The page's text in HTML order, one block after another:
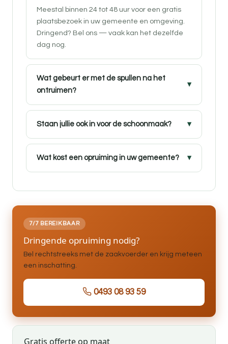
Meestal binnen 24 tot 48 uur voor een gratis
plaatsbezoek in uw gemeente en omgeving.
Dringend? Bel ons — vaak kan het dezelfde
dag nog.
Wat gebeurt er met de spullen na het
ontruimen?
Staan jullie ook in voor de schoonmaak?
Wat kost een opruiming in uw gemeente?
7/7 BEREIKBAAR
Dringende opruiming nodig?
Bel rechtstreeks met de zaakvoerder en krijg meteen
een inschatting.
0493 08 93 59
Gratis offerte op maat